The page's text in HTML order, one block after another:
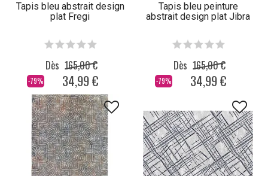
Tapis bleu abstrait design
plat Fregi
-79%
Dès 165,00 €
34,99 €
Tapis bleu peinture
abstrait design plat Jibra
-79%
Dès 165,00 €
34,99 €